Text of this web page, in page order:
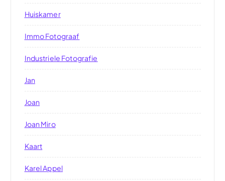
Huiskamer
Immo Fotograaf
Industriele Fotografie
Jan
Joan
Joan Miro
Kaart
Karel Appel